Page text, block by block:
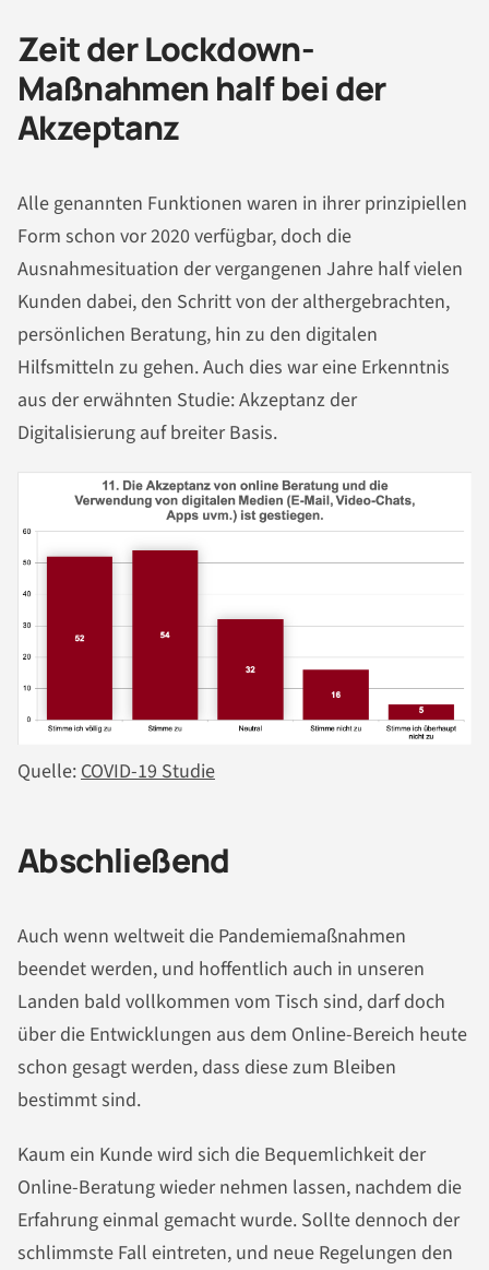
Zeit der Lockdown-
Maßnahmen half bei der
Akzeptanz
Alle genannten Funktionen waren in ihrer prinzipiellen
Form schon vor 2020 verfügbar, doch die
Ausnahmesituation der vergangenen Jahre half vielen
Kunden dabei, den Schritt von der althergebrachten,
persönlichen Beratung, hin zu den digitalen
Hilfsmitteln zu gehen. Auch dies war eine Erkenntnis
aus der erwähnten Studie: Akzeptanz der
Digitalisierung auf breiter Basis.
Quelle: COVID-19 Studie
Abschließend
Auch wenn weltweit die Pandemiemaßnahmen
beendet werden, und hoffentlich auch in unseren
Landen bald vollkommen vom Tisch sind, darf doch
über die Entwicklungen aus dem Online-Bereich heute
schon gesagt werden, dass diese zum Bleiben
bestimmt sind.
Kaum ein Kunde wird sich die Bequemlichkeit der
Online-Beratung wieder nehmen lassen, nachdem die
Erfahrung einmal gemacht wurde. Sollte dennoch der
schlimmste Fall eintreten, und neue Regelungen den